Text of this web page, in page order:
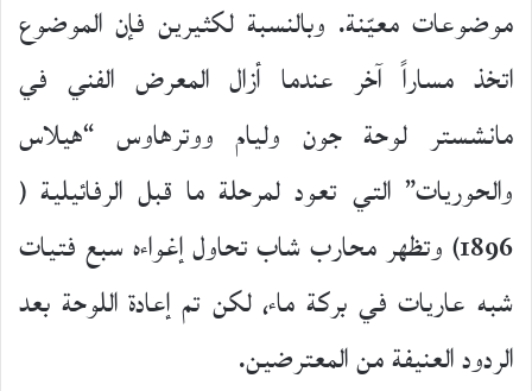
موضوعات معيّنة. وبالنسبة لكثيرين فإن الموضوع
اتخذ مساراً آخر عندما أزال المعرض الفني في
مانشستر لوحة جون وليام ووترهاوس “هيلاس
والحوريات” التي تعود لمرحلة ما قبل الرفائيلية (
1896) وتظهر محارب شاب تحاول إغواءه سبع فتيات
شبه عاريات في بركة ماء، لكن تم إعادة اللوحة بعد
الردود العنيفة من المعترضين.